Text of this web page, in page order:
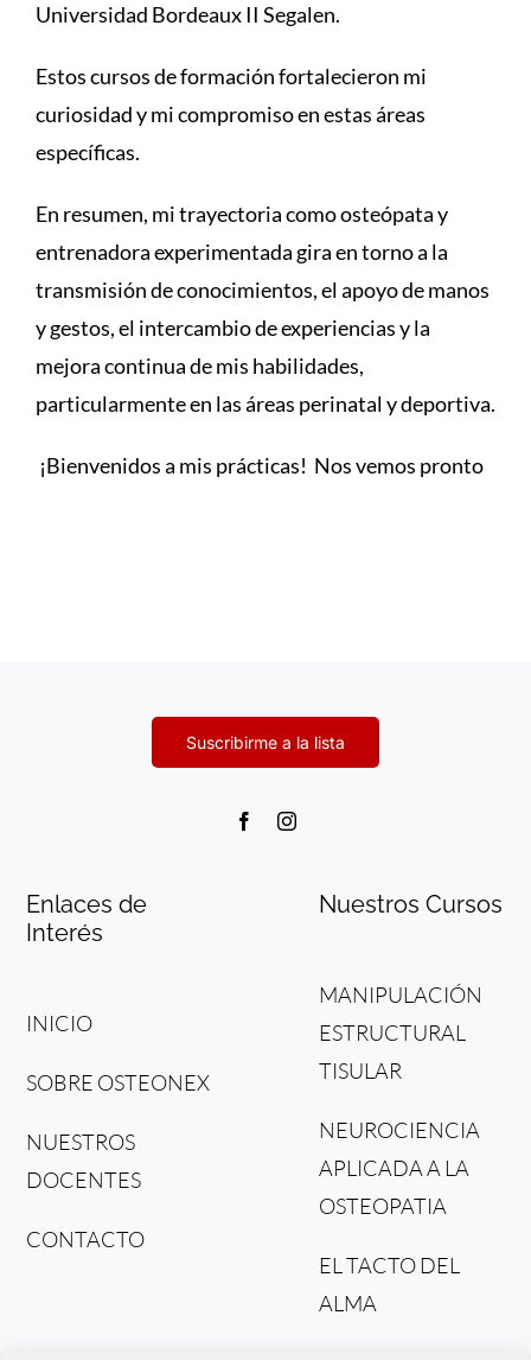
Universidad Bordeaux II Segalen.
Estos cursos de formación fortalecieron mi
curiosidad y mi compromiso en estas áreas
específicas.
En resumen, mi trayectoria como osteópata y
entrenadora experimentada gira en torno a la
transmisión de conocimientos, el apoyo de manos
y gestos, el intercambio de experiencias y la
mejora continua de mis habilidades,
particularmente en las áreas perinatal y deportiva.
¡Bienvenidos a mis prácticas! Nos vemos pronto
Enlaces de
Interés
INICIO
SOBRE OSTEONEX
NUESTROS
DOCENTES
CONTACTO
Nuestros Cursos
MANIPULACIÓN
ESTRUCTURAL
TISULAR
NEUROCIENCIA
APLICADA A LA
OSTEOPATIA
EL TACTO DEL
ALMA